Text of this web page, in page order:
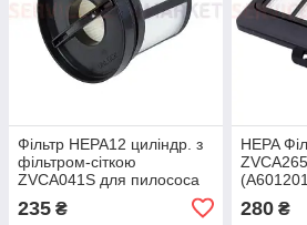
Фільтр HEPA12 циліндр. з
фільтром-сіткою
ZVCA041S для пилососа
235 ₴
HEPA
00794059
280₴